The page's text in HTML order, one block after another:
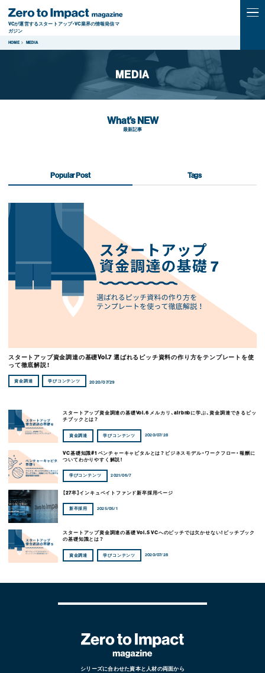
VCが運営するスタートアップ・VC業界の情報発信マ
ガジン
HOME MEDIA
MEDIA
What’s NEW
最新記事
Popular Post Tags
スタートアップ資金調達の基礎Vol.7 選ばれるピッチ資料の作り方をテンプレートを使
って徹底解説！
資金調達 学びコンテンツ 2020/07/29
スタートアップ資金調達の基礎Vol.6 メルカリ、airbnbに学ぶ、資金調達できるピッ
チブックとは？
資金調達 学びコンテンツ 2020/07/28
VC基礎知識#1 ベンチャーキャピタルとは？ビジネスモデル・ワークフロー・報酬に
ついてわかりやすく解説！
学びコンテンツ 2021/06/7
【27卒】インキュベイトファンド新卒採用ページ
新卒採用 2025/05/1
スタートアップ資金調達の基礎 Vol.5 VCへのピッチでは欠かせない！ピッチブック
の基礎知識とは？
資金調達 学びコンテンツ 2020/07/28
シリーズに合わせた資本と人材の両面から